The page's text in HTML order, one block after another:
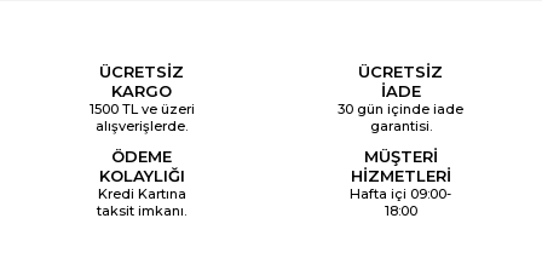
ÜCRETSİZ
KARGO
1500 TL ve üzeri
alışverişlerde.
ÜCRETSİZ
İADE
30 gün içinde iade
garantisi.
ÖDEME
KOLAYLIĞI
Kredi Kartına
taksit imkanı.
MÜŞTERİ
HİZMETLERİ
Hafta içi 09:00-
18:00